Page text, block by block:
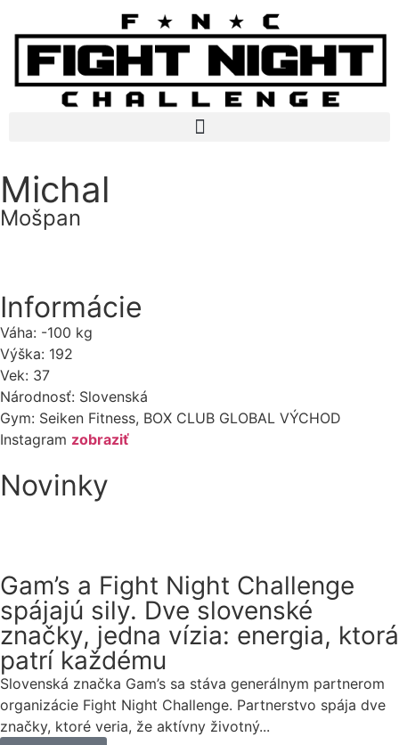
Michal
Mošpan
Informácie
Váha: -100 kg
Výška: 192
Vek: 37
Národnosť: Slovenská
Gym: Seiken Fitness, BOX CLUB GLOBAL VÝCHOD
Instagram zobraziť
Novinky
Gam’s a Fight Night Challenge
spájajú sily. Dve slovenské
značky, jedna vízia: energia, ktorá
patrí každému
Slovenská značka Gam’s sa stáva generálnym partnerom
organizácie Fight Night Challenge. Partnerstvo spája dve
značky, ktoré veria, že aktívny životný...